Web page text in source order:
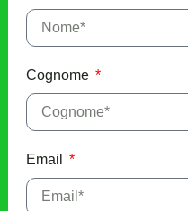
Cognome
Email